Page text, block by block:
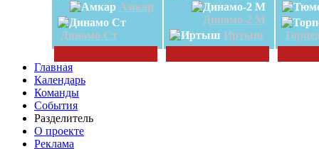
Амкар
Динамо Ст
Динамо-2 М
Иртыш
Главная
Календарь
Команды
События
Разделитель
О проекте
Реклама